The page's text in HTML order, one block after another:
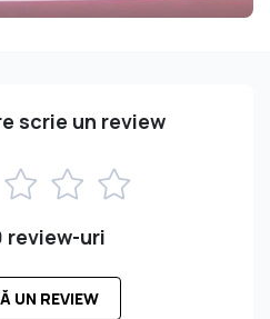
scrie un review
review-uri
UN REVIEW